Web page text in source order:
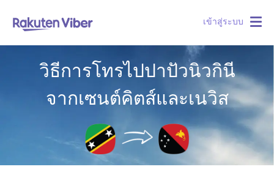
เข้าสู่ระบบ
วิธีการโทรไปปาปัวนิวกินี
จากเซนต์คิตส์และเนวิส